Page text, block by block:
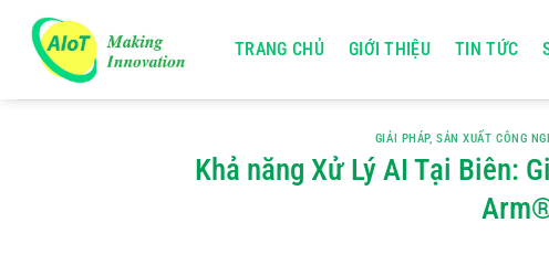
Chuyển
dung
TRANG CHỦ GIỚI THIỆU TIN TỨC
GIẢI PHÁP,SẢN XUẤT CÔNG
Khả năng Xử Lý AI Tại Biên: